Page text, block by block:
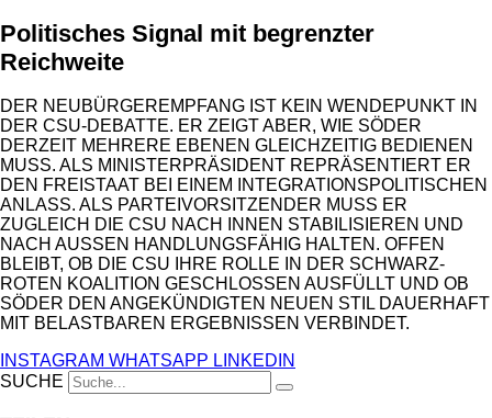
Politisches Signal mit begrenzter
Reichweite
DER NEUBÜRGEREMPFANG IST KEIN WENDEPUNKT IN
DER CSU-DEBATTE. ER ZEIGT ABER, WIE SÖDER
DERZEIT MEHRERE EBENEN GLEICHZEITIG BEDIENEN
MUSS. ALS MINISTERPRÄSIDENT REPRÄSENTIERT ER
DEN FREISTAAT BEI EINEM INTEGRATIONSPOLITISCHEN
ANLASS. ALS PARTEIVORSITZENDER MUSS ER
ZUGLEICH DIE CSU NACH INNEN STABILISIEREN UND
NACH AUSSEN HANDLUNGSFÄHIG HALTEN. OFFEN B
LEIBT, OB DIE CSU IHRE ROLLE IN DER SCHWARZ-R
OTEN KOALITION GESCHLOSSEN AUSFÜLLT UND OB S
ÖDER DEN ANGEKÜNDIGTEN NEUEN STIL DAUERHAFT M
IT BELASTBAREN ERGEBNISSEN VERBINDET.
INSTAGRAM WHATSAPP LINKEDIN
SUCHE